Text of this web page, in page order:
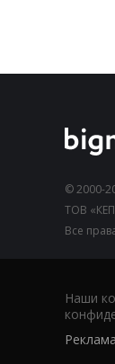
© 2000-
ТОВ
Все
Наши